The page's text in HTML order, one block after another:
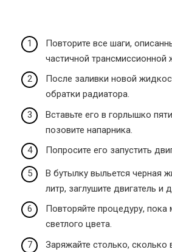
Повторите все шаги,
частичной трансмиссионной
После заливки новой
обратки радиатора.
Вставьте его в горлышко
позовите напарника.
Попросите его запустить
В бутылку выльется черная
литр, заглушите двигатель и
Повторяйте процедуру, пока
светлого цвета.
Заряжайте столько, сколько